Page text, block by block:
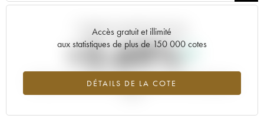
Accès gratuit et illimité
aux statistiques de plus de 150 000 cotes
DÉTAILS DE LA COTE
Tendance actuelle de la cote
+2.69%
Tendance à la hausse du millésime 2009 en 2026 par rapport à